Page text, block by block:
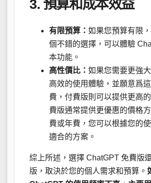
3. 預算和成本效益
有限預算： 如果您預算有限
個不錯的選擇，可以體驗
本功能。
高性價比： 如果您需要更強
高效的使用體驗，並願意爲
費，付費版則可以提供更高
費版通常提供更優惠的價格
費或年費，您可以根據您的
適合的方案。
綜上所述，選擇 ChatGPT 免費版
版，取決於您的個人需求和預算。